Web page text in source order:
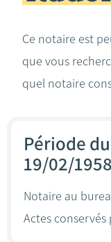
Le notaire
Ce notaire est
que vous
quel notaire
Période
19/02/1958
Notaire au
Actes conservés